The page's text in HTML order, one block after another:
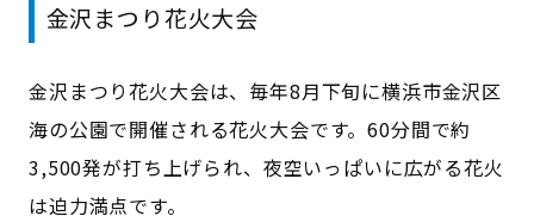
金沢まつり花火大会
金沢まつり花火大会は、毎年8月下旬に横浜市金沢区
海の公園で開催される花火大会です。60分間で約
3,500発が打ち上げられ、夜空いっぱいに広がる花火
は迫力満点です。